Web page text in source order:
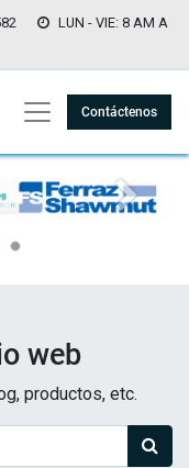
LUN - VIE: 8 AM A
Contáctenos
web
productos, etc.